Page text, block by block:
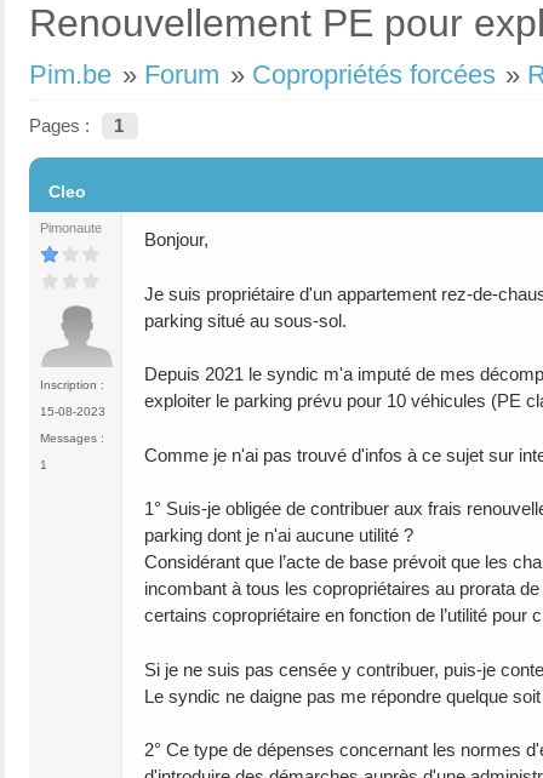
Renouvellement PE pour
Pim.be » Forum » Copropriétés forcées »
Pages : 1
Cleo
Pimonaute
Inscription :
15-08-2023
Messages :
1
Bonjour,
Je suis propriétaire d'un appartement rez-de-
parking situé au sous-sol.
Depuis 2021 le syndic m'a imputé de mes
exploiter le parking prévu pour 10 véhicules (PE
Comme je n'ai pas trouvé d'infos à ce sujet sur
1° Suis-je obligée de contribuer aux frais
parking dont je n'ai aucune utilité ?
Considérant que l’acte de base prévoit que les
incombant à tous les copropriétaires au prorata
certains copropriétaire en fonction de l’utilité pour
Si je ne suis pas censée y contribuer, puis-je
Le syndic ne daigne pas me répondre quelque
2° Ce type de dépenses concernant les normes